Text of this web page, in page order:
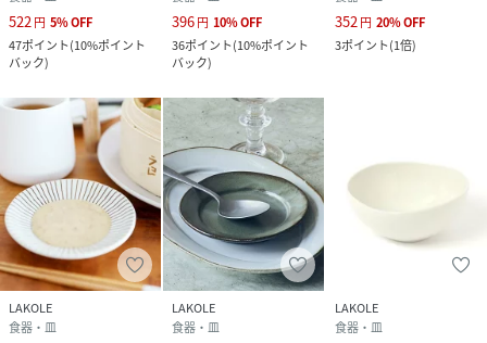
522円 5%OFF
47ポイント(10%ポイント
バック)
396円 10%OFF
36ポイント(10%ポイント
バック)
352円 20%OFF
3ポイント(1倍)
LAKOLE
食器・皿
LAKOLE
食器・皿
LAKOLE
食器・皿